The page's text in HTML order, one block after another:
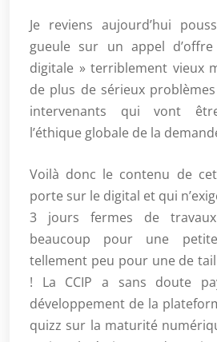
Je reviens aujourd’hui
gueule sur un appel
digitale » terriblement vieux
de plus de sérieux
intervenants qui vont
l’éthique globale de la
Voilà donc le contenu de
porte sur le digital et qui
3 jours fermes de
beaucoup pour une
tellement peu pour une de
! La CCIP a sans doute
développement de la
quizz sur la maturité